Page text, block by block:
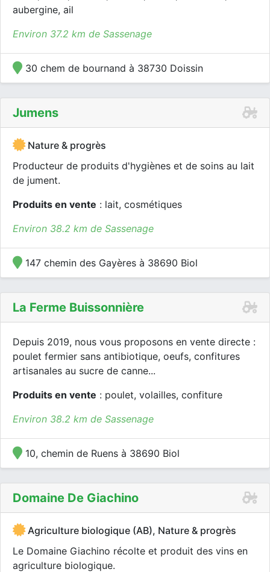
aubergine, ail
Environ 37.2 km de Sassenage
30 chem de bournand à 38730 Doissin
Jumens
Nature & progrès
Producteur de produits d'hygiènes et de soins au lait
de jument.
Produits en vente : lait, cosmétiques
Environ 38.2 km de Sassenage
147 chemin des Gayères à 38690 Biol
La Ferme Buissonnière
Depuis 2019, nous vous proposons en vente directe :
poulet fermier sans antibiotique, oeufs, confitures
artisanales au sucre de canne...
Produits en vente : poulet, volailles, confiture
Environ 38.2 km de Sassenage
10, chemin de Ruens à 38690 Biol
Domaine De Giachino
Agriculture biologique (AB), Nature & progrès
Le Domaine Giachino récolte et produit des vins en
agriculture biologique.